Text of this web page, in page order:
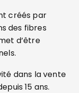
créés par
des fibres
d’être
dans la vente
15 ans.